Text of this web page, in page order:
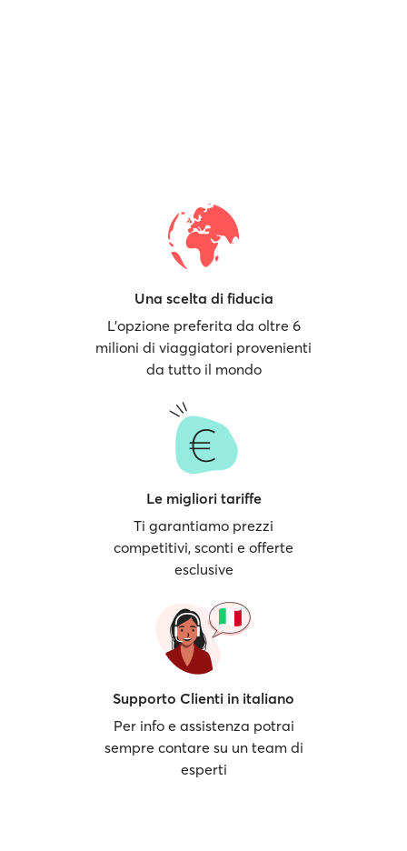
Una scelta di fiducia
L'opzione preferita da oltre 6
milioni di viaggiatori provenienti
da tutto il mondo
Le migliori tariffe
Ti garantiamo prezzi
competitivi, sconti e offerte
esclusive
Supporto Clienti in italiano
Per info e assistenza potrai
sempre contare su un team di
esperti